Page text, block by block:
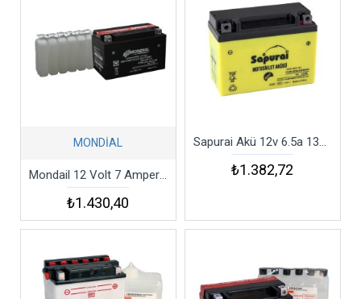
MONDİAL
Mondail 12 Volt 7 Amper Akü 151x85x96/2.8kg
₺1.430,40
Sapurai Akü 12v 6.5a 138x66x101 2kg
₺1.382,72